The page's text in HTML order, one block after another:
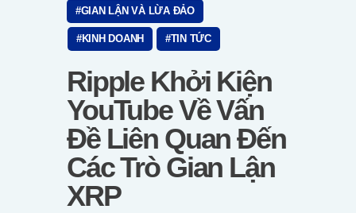
Video
Thông Cáo Báo Chí
GIAN LẬN VÀ LỪA ĐẢO
KINH DOANH TIN TỨC
Ripple Khởi Kiện
YouTube Về Vấn
Đề Liên Quan Đến
Các Trò Gian Lận
XRP